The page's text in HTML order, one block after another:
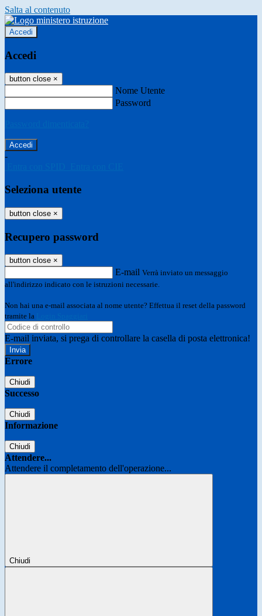
Salta al contenuto
Accedi
Accedi
button close ×
Nome Utente
Password
-
Seleziona utente
button close ×
Recupero password
button close ×
E-mail Verrà inviato un messaggio
all'indirizzo indicato con le istruzioni necessarie.
Non hai una e-mail associata al nome utente? Effettua il reset della password
tramite la
E-mail inviata, si prega di controllare la casella di posta elettronica!
Errore
Chiudi
Successo
Chiudi
Informazione
Chiudi
Attendere...
Attendere il completamento dell'operazione...
Chiudi